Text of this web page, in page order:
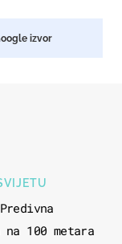
izvor
100 metara